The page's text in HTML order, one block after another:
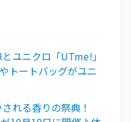
ユニクロ「UTme!」
トートバッグがユニ
れる香りの祭典！